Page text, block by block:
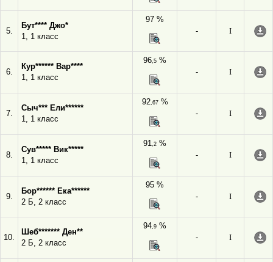
5.
Бут**** Джо*
1, 1 класс
97 %
-
I
6.
Кур****** Вар****
1, 1 класс
96,5 %
-
I
7.
Сыч*** Ели******
1, 1 класс
92,67%
-
I
8.
Сув***** Вик*****
1, 1 класс
91,2 %
-
I
9.
Бор****** Ека******
2 Б, 2 класс
95 %
-
I
10.
Шеб******* Ден**
2 Б, 2 класс
94,9 %
-
I